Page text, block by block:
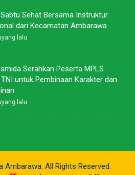
Sehat Bersama Instruktur
dari Kecamatan Ambarawa
lalu
Serahkan Peserta MPLS
untuk Pembinaan Karakter dan
lalu
Ambarawa. All Rights Reserved.